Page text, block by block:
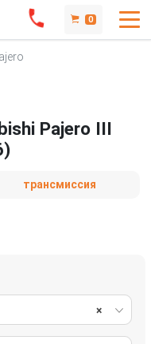
0
Pajero III
трансмиссия
×